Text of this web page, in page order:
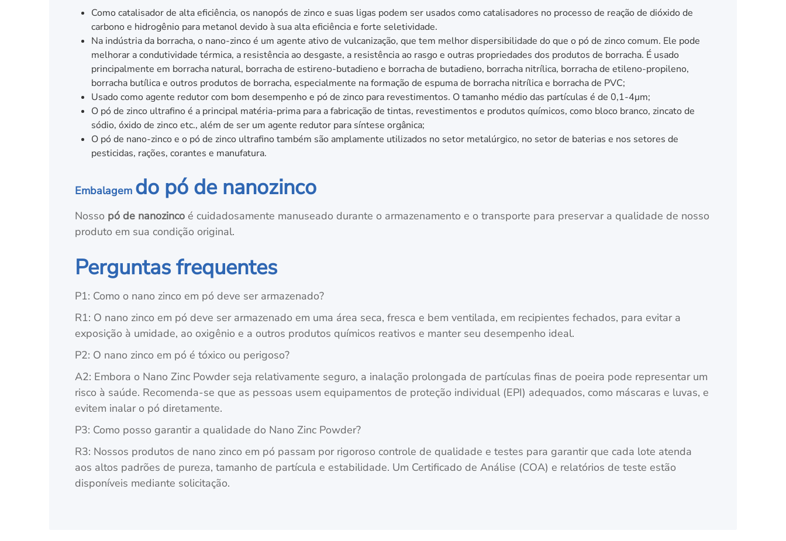
Como catalisador de alta eficiência, os nanopós de zinco e suas ligas podem ser usados como catalisadores no processo de reação de dióxido de
carbono e hidrogênio para metanol devido à sua alta eficiência e forte seletividade.
Na indústria da borracha, o nano-zinco é um agente ativo de vulcanização, que tem melhor dispersibilidade do que o pó de zinco comum. Ele pode
melhorar a condutividade térmica, a resistência ao desgaste, a resistência ao rasgo e outras propriedades dos produtos de borracha. É usado
principalmente em borracha natural, borracha de estireno-butadieno e borracha de butadieno, borracha nitrílica, borracha de etileno-propileno,
borracha butílica e outros produtos de borracha, especialmente na formação de espuma de borracha nitrílica e borracha de PVC;
Usado como agente redutor com bom desempenho e pó de zinco para revestimentos. O tamanho médio das partículas é de 0,1-4μm;
O pó de zinco ultrafino é a principal matéria-prima para a fabricação de tintas, revestimentos e produtos químicos, como bloco branco, zincato de
sódio, óxido de zinco etc., além de ser um agente redutor para síntese orgânica;
O pó de nano-zinco e o pó de zinco ultrafino também são amplamente utilizados no setor metalúrgico, no setor de baterias e nos setores de
pesticidas, rações, corantes e manufatura.
Embalagem do pó de nanozinco
Nosso pó de nanozinco é cuidadosamente manuseado durante o armazenamento e o transporte para preservar a qualidade de nosso
produto em sua condição original.
Perguntas frequentes
P1: Como o nano zinco em pó deve ser armazenado?
R1: O nano zinco em pó deve ser armazenado em uma área seca, fresca e bem ventilada, em recipientes fechados, para evitar a
exposição à umidade, ao oxigênio e a outros produtos químicos reativos e manter seu desempenho ideal.
P2: O nano zinco em pó é tóxico ou perigoso?
A2: Embora o Nano Zinc Powder seja relativamente seguro, a inalação prolongada de partículas finas de poeira pode representar um
risco à saúde. Recomenda-se que as pessoas usem equipamentos de proteção individual (EPI) adequados, como máscaras e luvas, e
evitem inalar o pó diretamente.
P3: Como posso garantir a qualidade do Nano Zinc Powder?
R3: Nossos produtos de nano zinco em pó passam por rigoroso controle de qualidade e testes para garantir que cada lote atenda
aos altos padrões de pureza, tamanho de partícula e estabilidade. Um Certificado de Análise (COA) e relatórios de teste estão
disponíveis mediante solicitação.